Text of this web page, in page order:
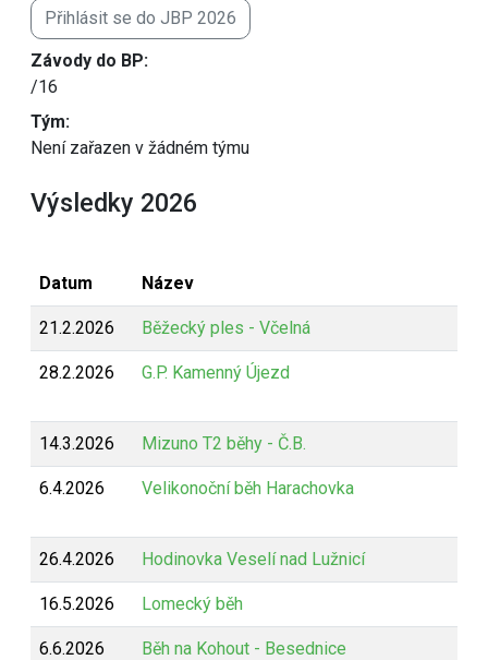
Přihlásit se do JBP 2026
Závody do BP:
/16
Tým:
Není zařazen v žádném týmu
Výsledky 2026
Datum Název
21.2.2026 Běžecký ples - Včelná
28.2.2026 G.P. Kamenný Újezd
14.3.2026 Mizuno T2 běhy - Č.B.
6.4.2026 Velikonoční běh Harachovka
26.4.2026 Hodinovka Veselí nad Lužnicí
16.5.2026 Lomecký běh
6.6.2026 Běh na Kohout - Besednice